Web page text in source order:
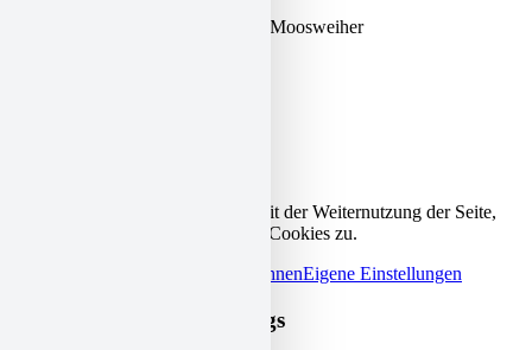
2026 - Horizonte am Moosweiher
Diese Seite verwendet Cookies. Mit der Weiternutzung der Seite,
stimmen Sie der Verwendung von Cookies zu.
Alle ablehnenEigene Einstellungen
Cookie and Privacy Settings